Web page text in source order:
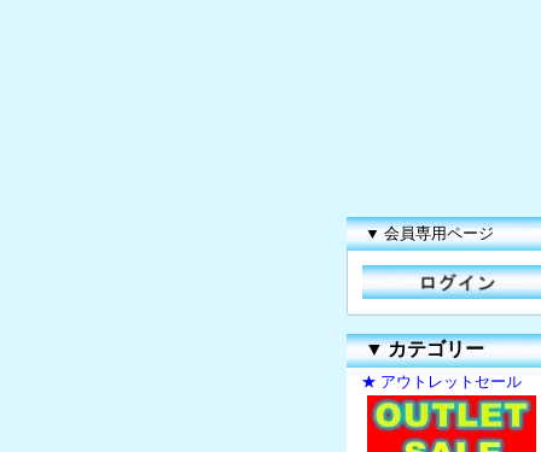
▼ 会員専用ページ
▼カテゴリー
★ アウトレットセール